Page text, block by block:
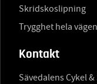
Skridskoslipning
Trygghet hela vägen
Kontakt
Sävedalens Cykel